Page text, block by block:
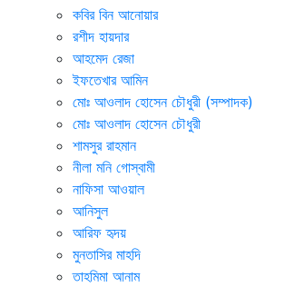
কবির বিন আনোয়ার
রশীদ হায়দার
আহমেদ রেজা
ইফতেখার আমিন
মোঃ আওলাদ হোসেন চৌধুরী (সম্পাদক)
মোঃ আওলাদ হোসেন চৌধুরী
শামসুর রাহমান
নীলা মনি গোস্বামী
নাফিসা আওয়াল
আনিসুল
আরিফ হৃদয়
মুনতাসির মাহদি
তাহমিমা আনাম